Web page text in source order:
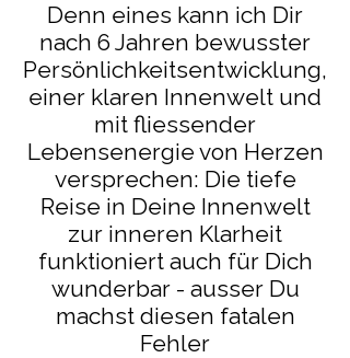
Denn eines kann ich Dir
nach 6 Jahren bewusster
Persönlichkeitsentwicklung,
einer klaren Innenwelt und
mit fliessender
Lebensenergie von Herzen
versprechen: Die tiefe
Reise in Deine Innenwelt
zur inneren Klarheit
funktioniert auch für Dich
wunderbar - ausser Du
machst diesen fatalen
Fehler